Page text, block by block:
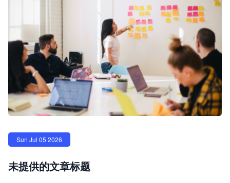
Sun Jul 05 2026
未提供的文章标题